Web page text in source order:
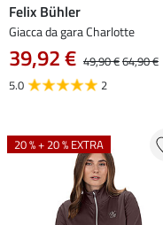
Felix Bühler
Giacca da gara Charlotte
39,92 € 49,90 €64,90 €
5.0
2
20 % + 20 % EXTRA